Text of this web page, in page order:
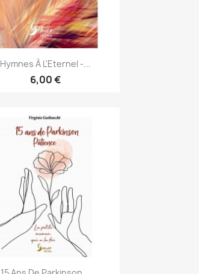
Aperçu rapide
Hymnes À L'Eternel -...
6,00 €
Aperçu rapide